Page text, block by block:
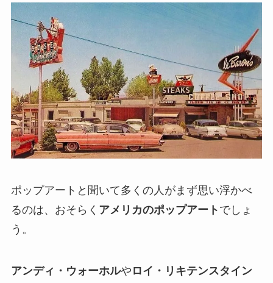
ポップアートと聞いて多くの人がまず思い浮かべ
るのは、おそらく アメリカのポップアート でしょ
う。
アンディ・ウォーホルや ロイ・リキテンスタイン